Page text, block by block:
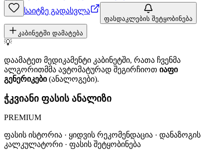
საიტზე გადასვლა
ფასდაკლების შეტყობინება
კაბინეტში დამატება
💡
დაამატეთ მედიკამენტი კაბინეტში, რათა ჩვენმა
ალგორითმმა ავტომატურად შეგირჩიოთ იაფი
გენერიკები(ანალოგები).
ჭკვიანი ფასის ანალიზი
PREMIUM
ფასის ისტორია · ყიდვის რეკომენდაცია · დანაზოგის
კალკულატორი · ფასის შეტყობინება